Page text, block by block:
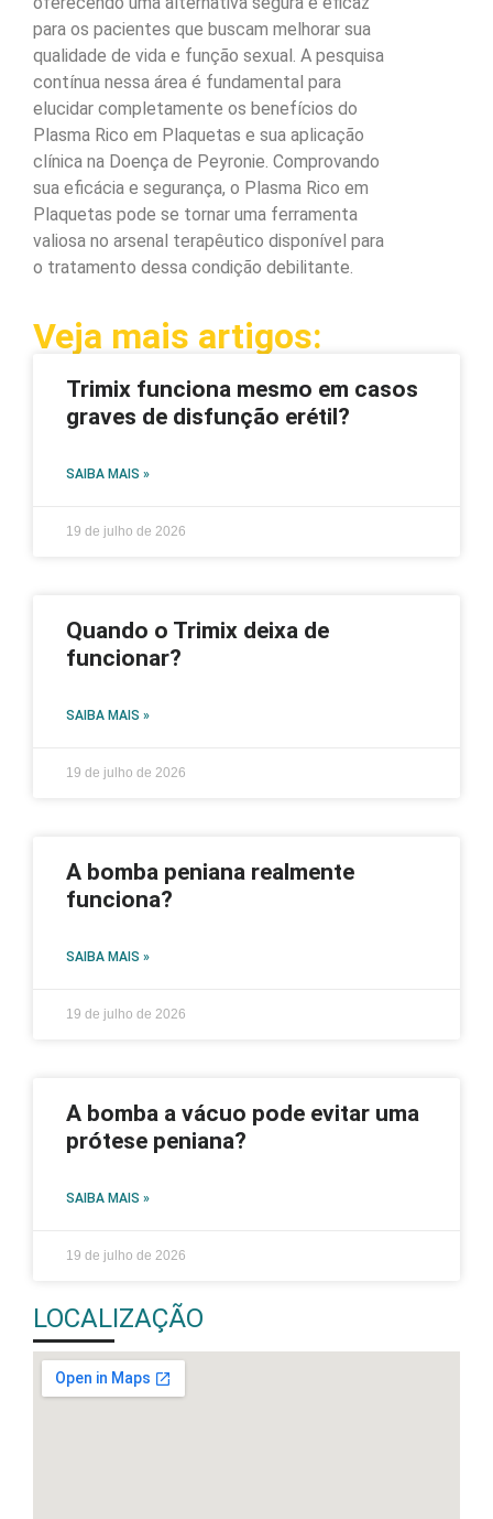
para os pacientes que buscam melhorar sua
qualidade de vida e função sexual. A pesquisa
contínua nessa área é fundamental para
elucidar completamente os benefícios do
Plasma Rico em Plaquetas e sua aplicação
clínica na Doença de Peyronie. Comprovando
sua eficácia e segurança, o Plasma Rico em
Plaquetas pode se tornar uma ferramenta
valiosa no arsenal terapêutico disponível para
o tratamento dessa condição debilitante.
Veja mais artigos:
Trimix funciona mesmo em casos
graves de disfunção erétil?
SAIBA MAIS »
19 de julho de 2026
Quando o Trimix deixa de
funcionar?
SAIBA MAIS »
19 de julho de 2026
A bomba peniana realmente
funciona?
SAIBA MAIS »
19 de julho de 2026
A bomba a vácuo pode evitar uma
prótese peniana?
SAIBA MAIS »
19 de julho de 2026
LOCALIZAÇÃO